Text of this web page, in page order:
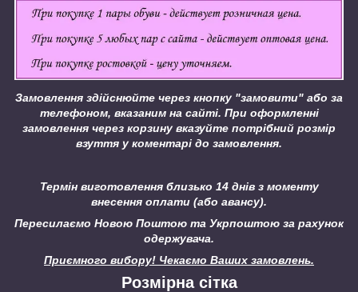
Замовлення здійснюйте через кнопку "замовити" або за
телефоном, вказаним на сайті. При оформленні
замовлення через корзину вказуйте потрібний розмір
взуття у коментарі до замовлення.
Термін виготовлення близько 14 днів з моменту
внесення оплати (або авансу).
Пересилаємо Новою Поштою та Укрпоштою за рахунок
одержувача.
Приємного вибору! Чекаємо Ваших замовлень.
Розмірна сітка